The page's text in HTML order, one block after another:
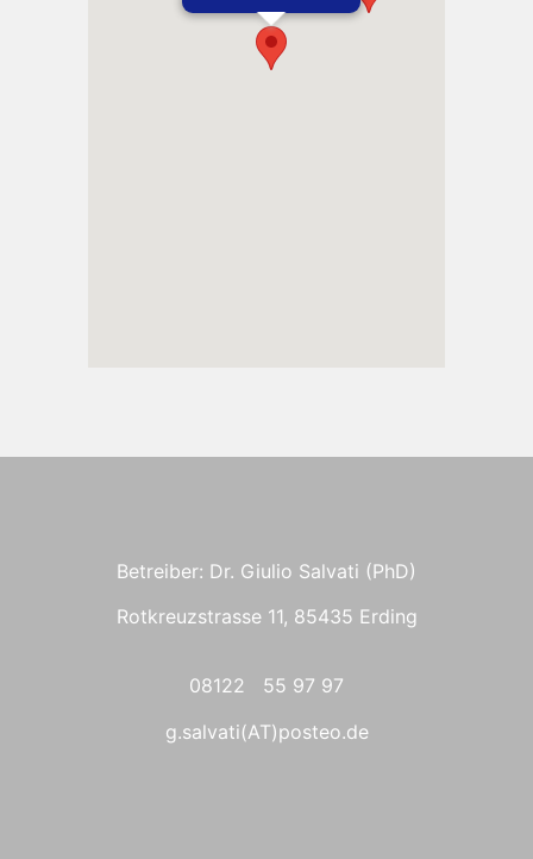
Betreiber: Dr. Giulio Salvati (PhD)
Rotkreuzstrasse 11, 85435 Erding
08122 55 97 97
g.salvati(AT)posteo.de